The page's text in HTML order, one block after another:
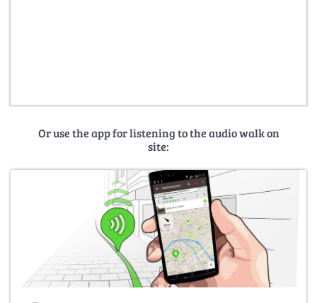
Or use the app for listening to the audio walk on
site: